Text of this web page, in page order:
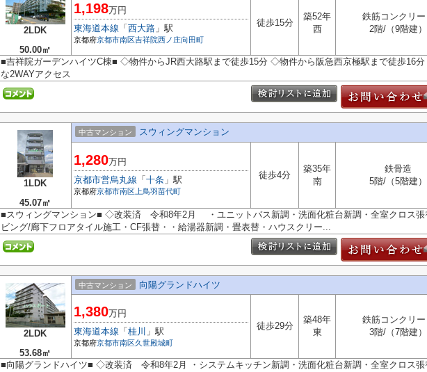
2LDK
50.00㎡
1,198万円
東海道本線 「 西大路 」駅
京都府京都市南区吉祥院西ノ庄向田町
徒歩15分
築52年
西
鉄筋コンクリー
2階/（9階建）
■吉祥院ガーデンハイツC棟■ ◇物件からJR西大路駅まで徒歩15分 ◇物件から阪急西京極駅まで徒歩16
な2WAYアクセス
1LDK
45.07㎡
中古マンション スウィングマンション
1,280万円
京都市営烏丸線 「 十条 」駅
京都府京都市南区 上鳥羽苗代町
徒歩4分
築35年
南
鉄骨造
5階/（5階建）
■スウィングマンション■ ◇改装済 令和8年2月 ・ユニットバス新調・洗面化粧台新調・全室クロス張
ビング/廊下フロアタイル施工・CF張替・・給湯器新調・畳表替・ハウスクリー...
2LDK
53.68㎡
中古マンション 向陽グランドハイツ
1,380万円
東海道本線 「 桂川 」駅
京都府京都市南区久世殿城町
徒歩29分
築48年
東
鉄筋コンクリー
3階/（7階建）
■向陽グランドハイツ■ ◇改装済 令和8年2月 ・システムキッチン新調・洗面化粧台新調・全室クロス張